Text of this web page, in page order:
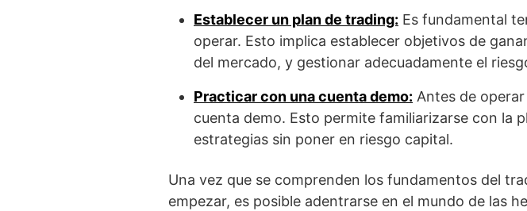
Establecer un plan de trading: Es fundamental
operar. Esto implica establecer objetivos de
del mercado, y gestionar adecuadamente el
Practicar con una cuenta demo: Antes de
cuenta demo. Esto permite familiarizarse con la
estrategias sin poner en riesgo capital.
Una vez que se comprenden los fundamentos del
empezar, es posible adentrarse en el mundo de las